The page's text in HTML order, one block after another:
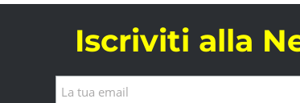
Iscriviti alla